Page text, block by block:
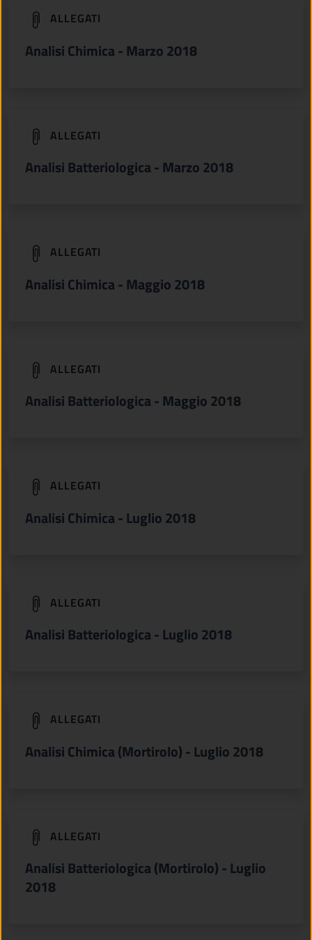
ALLEGATI
Analisi Chimica - Marzo 2018
(apre in un'altra scheda).
ALLEGATI
Analisi Batteriologica - Marzo 2018
(apre in un'altra scheda).
ALLEGATI
Analisi Chimica - Maggio 2018
(apre in un'altra scheda).
ALLEGATI
Analisi Batteriologica - Maggio 2018
(apre in un'altra scheda).
ALLEGATI
Analisi Chimica - Luglio 2018
(apre in un'altra scheda).
ALLEGATI
Analisi Batteriologica - Luglio 2018
(apre in un'altra scheda).
ALLEGATI
Analisi Chimica (Mortirolo) - Luglio 2018
(apre in un'altra scheda).
ALLEGATI
Analisi Batteriologica (Mortirolo) - Luglio
2018
(apre in un'altra scheda).